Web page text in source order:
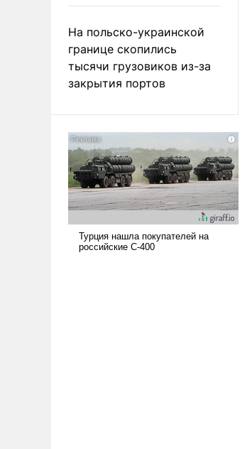
На польско-украинской
границе скопились
тысячи грузовиков из-за
закрытия портов